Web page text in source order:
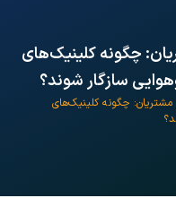
چگونه کلینیک‌های
سازگار شوند؟
مشتریان: چگونه کلینیک‌های